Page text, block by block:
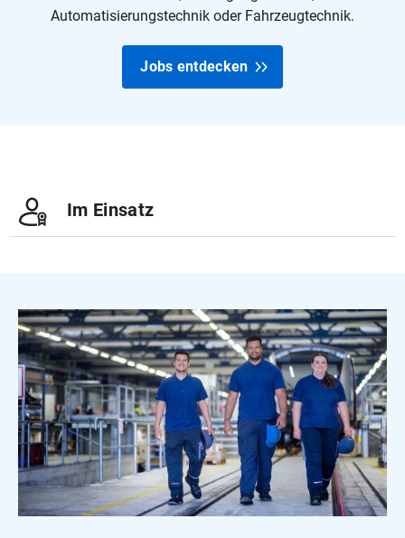
Automatisierungstechnik oder Fahrzeugtechnik.
Jobs entdecken
Im Einsatz